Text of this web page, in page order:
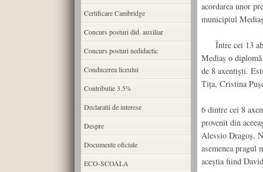
acordarea unor
municipiul
Între cei 13
Mediaș o
de 8 axentiști.
Tița, Cristina
6 dintre cei 8
provenit din
Alessio Dragoș,
asemenea pragul
aceștia fiind
Certificare Cambridge
Concurs posturi did. auxiliar
Concurs posturi nedidactic
Conducerea liceului
Contributie 3.5%
Declaratii de interese
Despre
Documente oficiale
ECO-SCOALA